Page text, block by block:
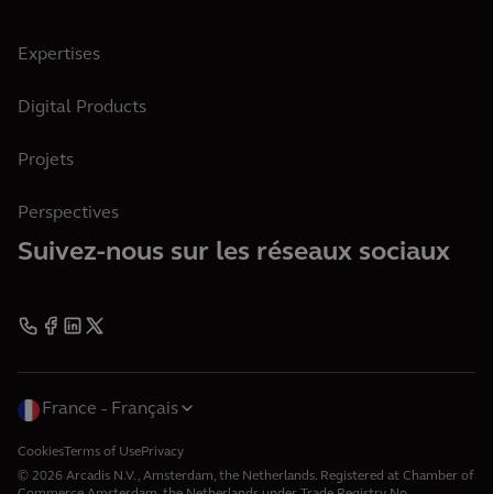
Expertises
Digital Products
Projets
Perspectives
Suivez-nous sur les réseaux sociaux
© 2026 Arcadis N.V., Amsterdam, the Netherlands. Registered at Chamber of
Cookies Terms of UsePrivacy
France Français